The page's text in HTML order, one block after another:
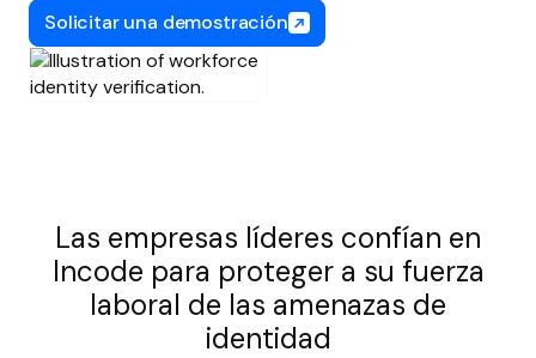
Solicitar una demostración
Las empresas líderes confían en
Incode para proteger a su fuerza
laboral de las amenazas de
identidad